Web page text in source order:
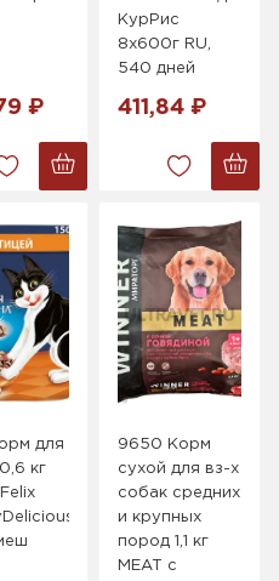
₽
КурРис
8x600г RU,
540 дней
411,84 ₽
для
кг
9650 Корм
сухой для вз-х
собак средних
и крупных
пород 1,1 кг
MEAT с